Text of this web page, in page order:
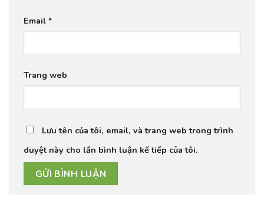
Email *
Trang web
Lưu tên của tôi, email, và trang web trong trình
duyệt này cho lần bình luận kế tiếp của tôi.